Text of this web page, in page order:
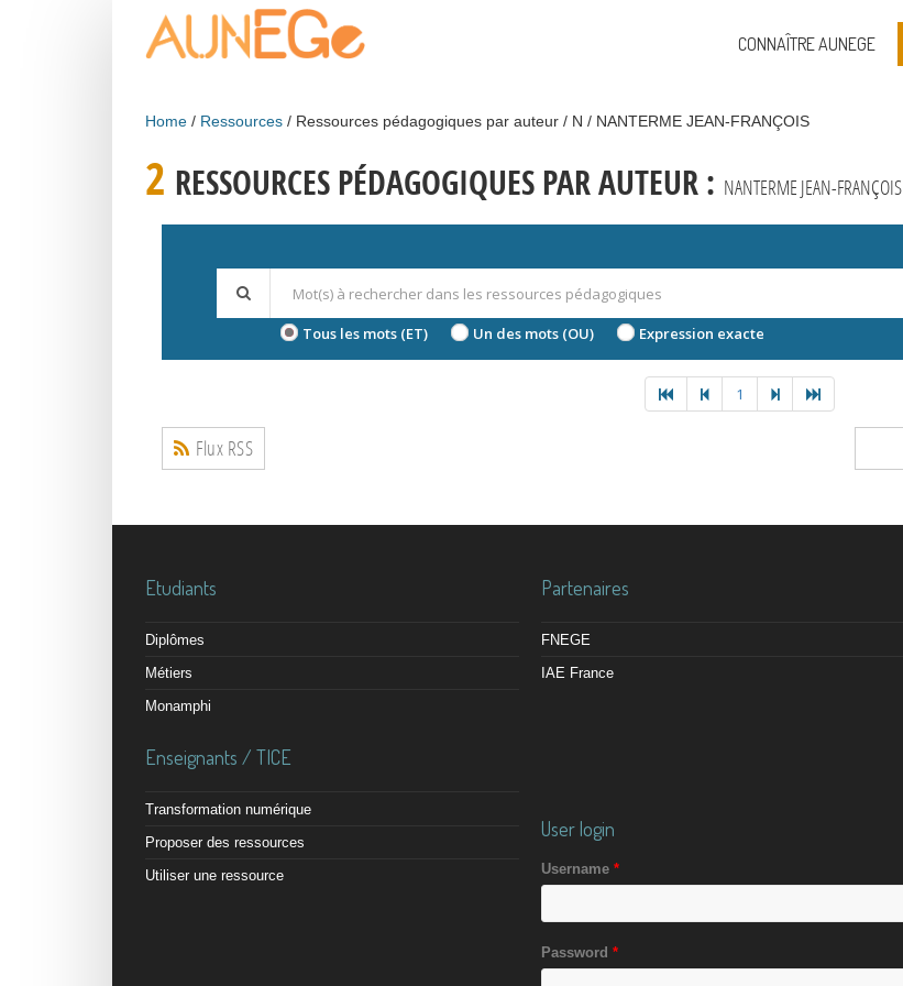
CONNAÎTRE AUNEGE
Home Ressources Ressources pédagogiques par auteur N NANTERME JEAN-FRANÇOIS
2 RESSOURCES PÉDAGOGIQUES PAR AUTEUR : NANTERME JEAN-FRANÇOIS
Tous les mots (ET) Un des mots (OU) Expression exacte
1
Flux RSS
Etudiants
Diplômes
Métiers
Monamphi
Enseignants / TICE
Transformation numérique
Proposer des ressources
Utiliser une ressource
Partenaires
FNEGE
IAE France
User login
Username *
Password *